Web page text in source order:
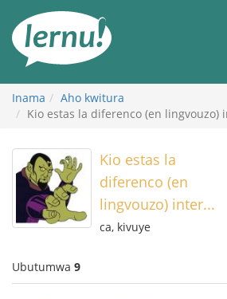
rupapuro
rw'ibirimwo
Inama
Aho kwitura
Kio estas la diferenco (en lingvouzo)
Kio estas la
diferenco (en
lingvouzo) inter...
ca, kivuye
Ubutumwa 9